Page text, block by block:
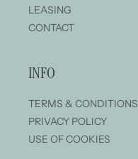
LEASING
CONTACT
INFO
TERMS & CONDITIONS
PRIVACY POLICY
USE OF COOKIES